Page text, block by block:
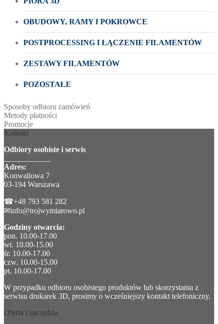
OBUDOWY, RAMY I POKROWCE
POSTPROCESSING I ŁĄCZENIE FILAMENTÓW
ZESTAWY FILAMENTÓW
POZOSTAŁE
Sposoby odbioru zamówień
Metody płatności
Promocje
Kontakt
Odbiory osobiste i serwis
Adres:
Konwaliowa 7
03-194 Warszawa
☎+48 793 581 282
✉info@trojwymiarowo.pl
Godziny otwarcia:
pon. 10.00-17.00
wt. 10.00-15.00
śr. 10.00-17.00
czw. 10.00-15.00
pt. 10.00-17.00
W przypadku odbioru osobistego produktów lub skorzystania z
serwisu drukarek 3D, prosimy o wcześniejszy kontakt telefoniczny.
Oferta i narzędzia